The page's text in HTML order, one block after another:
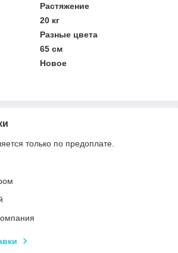
Растяжение
20 кг
Разные цвета
65 см
Новое
только по предоплате.